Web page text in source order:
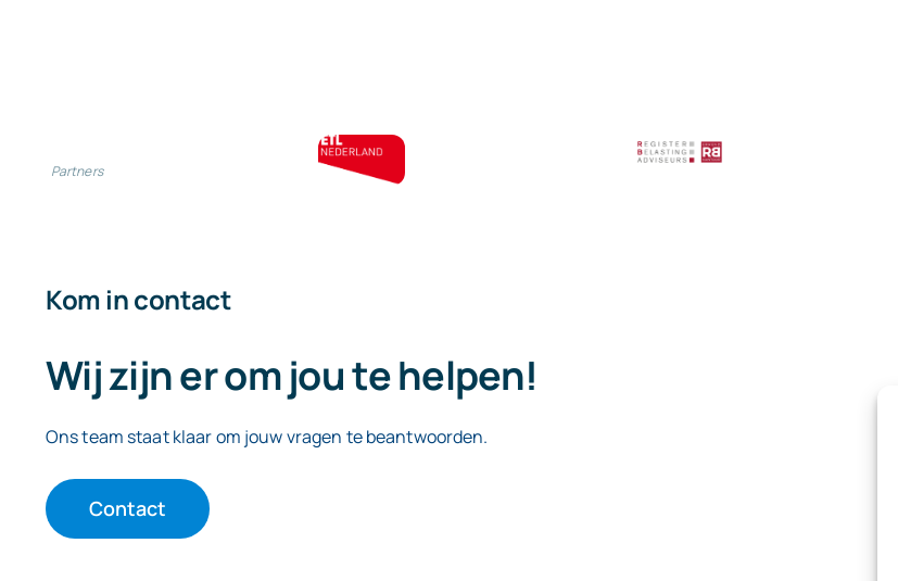
Partners
Kom in contact
Wij zijn er om jou te helpen!
Ons team staat klaar om jouw vragen te beantwoorden.
Contact